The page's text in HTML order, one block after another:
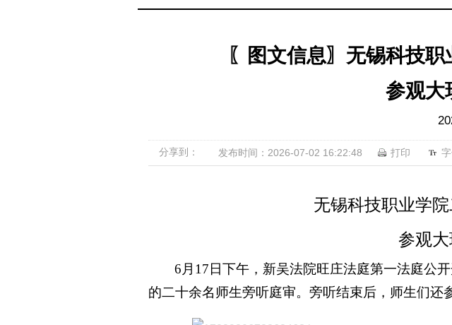
〖图文信息〗无锡科技
参观大
分享到： 发布时间：2026-07-02 16:22:48 打印 字
无锡科技职业学
参观
6月17日下午，新吴法院旺庄法庭第一法庭公
的二十余名师生旁听庭审。旁听结束后，师生们还